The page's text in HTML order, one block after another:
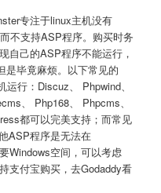
专注于linux主机没有
不支持ASP程序。购买时务
自己的ASP程序不能运行，
是毕竟麻烦。以下常见的
行：Discuz、 Phpwind、
、 Php168、 Phpcms、
都可以完美支持；而常见
ASP程序是无法在
Windows空间，可以考虑
支付宝购买，去Godaddy看